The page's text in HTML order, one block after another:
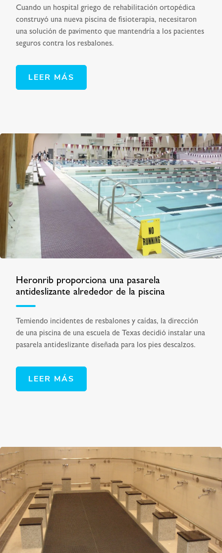
Cuando un hospital griego de rehabilitación ortopédica
construyó una nueva piscina de fisioterapia, necesitaron
una solución de pavimento que mantendría a los pacientes
seguros contra los resbalones.
LEER MÁS
Heronrib proporciona una pasarela
antideslizante alrededor de la piscina
Temiendo incidentes de resbalones y caídas, la dirección
de una piscina de una escuela de Texas decidió instalar una
pasarela antideslizante diseñada para los pies descalzos.
LEER MÁS